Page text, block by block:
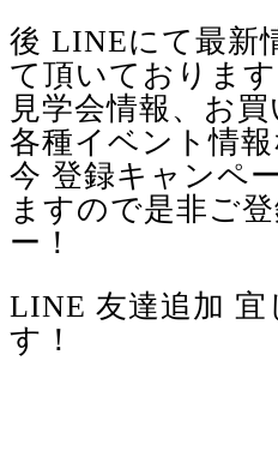
後 LINEにて最新
て頂いております
見学会情報、お買
各種イベント情報
今 登録キャンペ
ますので是非ご
ー！
LINE 友達追加 宜
す！